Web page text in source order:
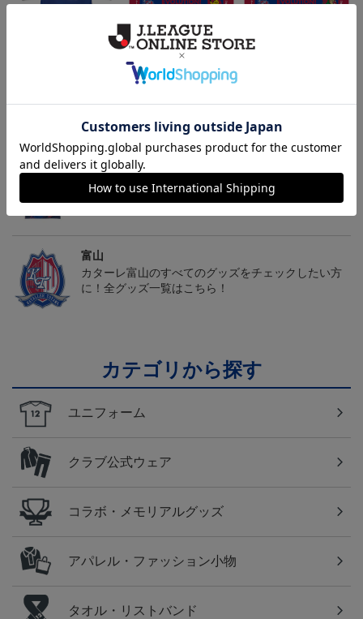
カターレ富山 ピカチュ
ウ タオルマフラー
2,500円
トピックス
富山
カターレ富山の2025ユニフォームを着て試合を応援
しよう！
富山
カターレ富山のすべてのグッズをチェックしたい方
に！全グッズ一覧はこちら！
カテゴリから探す
ユニフォーム
クラブ公式ウェア
コラボ・メモリアルグッズ
アパレル・ファッション小物
タオル・リストバンド